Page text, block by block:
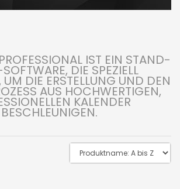
IST EIN STAND-
DIE SPEZIELL
UM DIE ERSTELLUNG UND DEN
AUS HOCHWERTIGEN,
KALENDER
BESCHLEUNIGEN.